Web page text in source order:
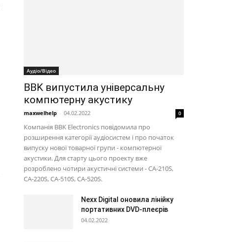
Аудіо/Відео
BBK випустила універсальну
компютерну акустику
maxwelhelp - 04.02.2022 0
Компанія BBK Electronics повідомила про
розширення категорії аудіосистем і про початок
випуску нової товарної групи - компютерної
акустики. Для старту цього проекту вже
розроблено чотири акустичні системи - CA-210S,
CA-220S, CA-510S, CA-520S.
Nexx Digital оновила лінійку
портативних DVD-плеєрів
04.02.2022